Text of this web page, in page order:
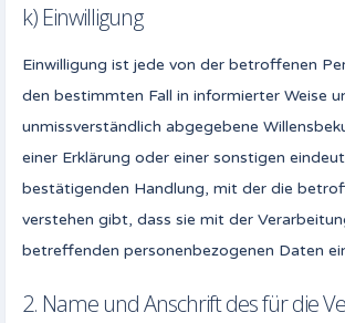
k) Einwilligung
Einwilligung ist jede von der betroffenen
den bestimmten Fall in informierter Weise
unmissverständlich abgegebene
einer Erklärung oder einer sonstigen
bestätigenden Handlung, mit der die
verstehen gibt, dass sie mit der
betreffenden personenbezogenen Daten
2. Name und Anschrift des für die